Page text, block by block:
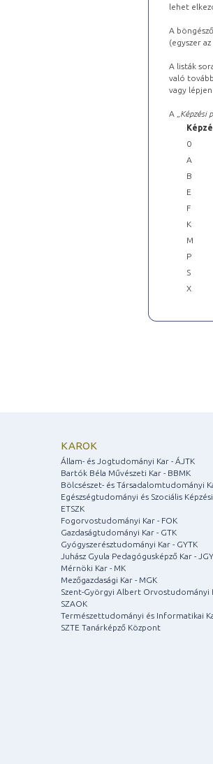
lehet
A
(egyszer
A listák
való
vagy
A „ Képzési
0
A
B
E
F
K
M
P
S
X
KAROK
Állam- és Jogtudományi Kar - ÁJTK
Bartók Béla Művészeti Kar - BBMK
Bölcsészet- és Társadalomtudományi
Egészségtudományi és Szociális
ETSZK
Fogorvostudományi Kar - FOK
Gazdaságtudományi Kar - GTK
Gyógyszerésztudományi Kar - GYTK
Juhász Gyula Pedagógusképző Kar -
Mérnöki Kar - MK
Mezőgazdasági Kar - MGK
Szent-Györgyi Albert Orvostudományi
SZAOK
Természettudományi és Informatikai
SZTE Tanárképző Központ